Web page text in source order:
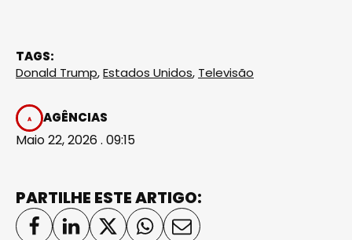
TAGS:
Donald Trump,Estados Unidos, Televisão
AGÊNCIAS
Maio 22, 2026 . 09:15
PARTILHE ESTE ARTIGO: